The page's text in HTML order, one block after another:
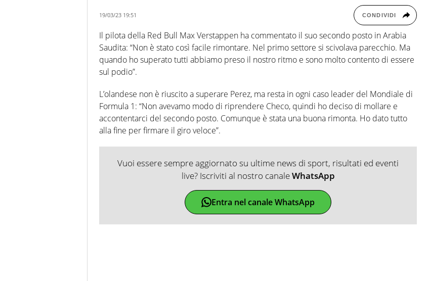
19/03/23 19:51 CONDIVIDI
Il pilota della Red Bull Max Verstappen ha commentato il suo secondo posto in Arabia
Saudita: “Non è stato così facile rimontare. Nel primo settore si scivolava parecchio. Ma
quando ho superato tutti abbiamo preso il nostro ritmo e sono molto contento di essere
sul podio”.
L’olandese non è riuscito a superare Perez, ma resta in ogni caso leader del Mondiale di
Formula 1: “Non avevamo modo di riprendere Checo, quindi ho deciso di mollare e
accontentarci del secondo posto. Comunque è stata una buona rimonta. Ho dato tutto
alla fine per firmare il giro veloce”.
Vuoi essere sempre aggiornato su ultime news di sport, risultati ed eventi
live? Iscriviti al nostro canaleWhatsApp
Entra nel canale WhatsApp